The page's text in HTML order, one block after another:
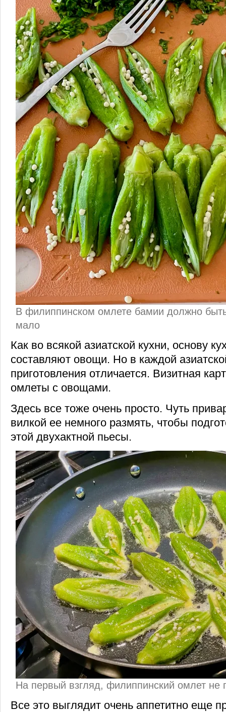
В филиппинском омлете бамии должно
мало
Как во всякой азиатской кухни, основу
составляют овощи. Но в каждой
приготовления отличается. Визитная
омлеты с овощами.
Здесь все тоже очень просто. Чуть
вилкой ее немного размять, чтобы
этой двухактной пьесы.
На первый взгляд, филиппинский омлет не
Все это выглядит очень аппетитно еще